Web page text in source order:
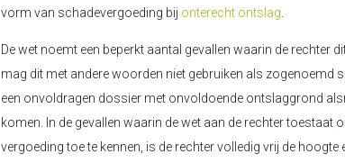
vorm van schadevergoeding bij onterecht ontslag.
De wet noemt een beperkt aantal gevallen waarin de rechter
mag dit met andere woorden niet gebruiken als zogenoemd
een onvoldragen dossier met onvoldoende ontslaggrond
komen. In de gevallen waarin de wet aan de rechter toestaat
vergoeding toe te kennen, is de rechter volledig vrij de hoogte